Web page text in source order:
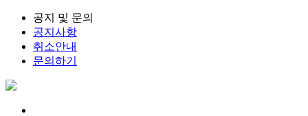
공지 및 문의
공지사항
취소안내
문의하기